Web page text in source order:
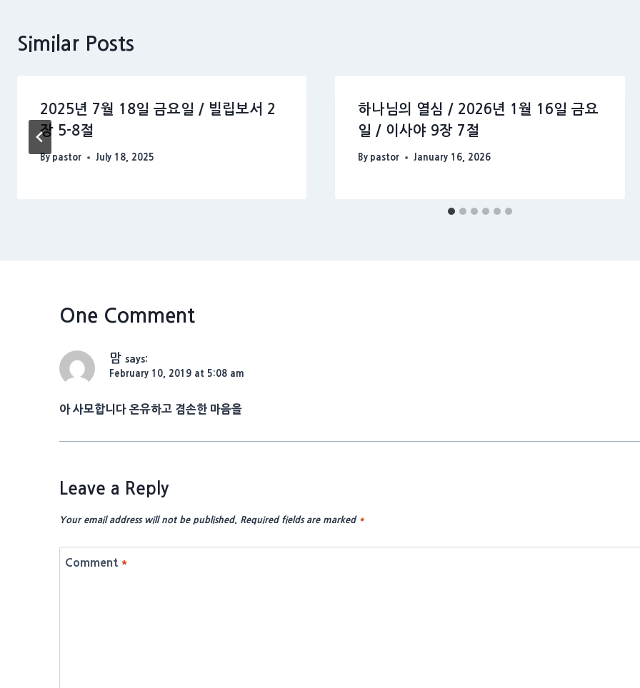
Similar Posts
2025년 7월 18일 금요일 / 빌립보서 2
장 5-8절
By pastor July 18, 2025
하나님의 열심 / 2026년 1월 16일 금요
일 / 이사야 9장 7절
By pastor January 16, 2026
One Comment
맘 says:
February 10, 2019 at 5:08 am
아 사모합니다 온유하고 겸손한 마음을
Leave a Reply
Your email address will not be published. Required fields are marked *
Comment *